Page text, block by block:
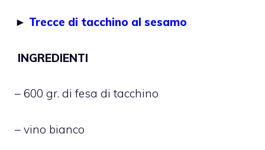
► Trecce di tacchino al sesamo
INGREDIENTI
– 600 gr. di fesa di tacchino
– vino bianco